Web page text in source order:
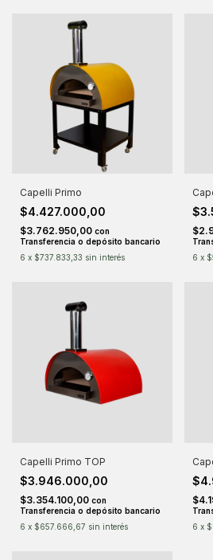
Capelli Primo
$4.427.000,00
$3.762.950,00 con
Transferencia o depósito bancario
6 x $737.833,33 sin interés
6 x
Capelli Primo TOP
$3.946.000,00
$3.354.100,00 con
Transferencia o depósito bancario
6 x $657.666,67 sin interés
6 x